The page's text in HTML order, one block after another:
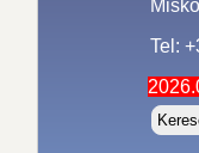
Tel: